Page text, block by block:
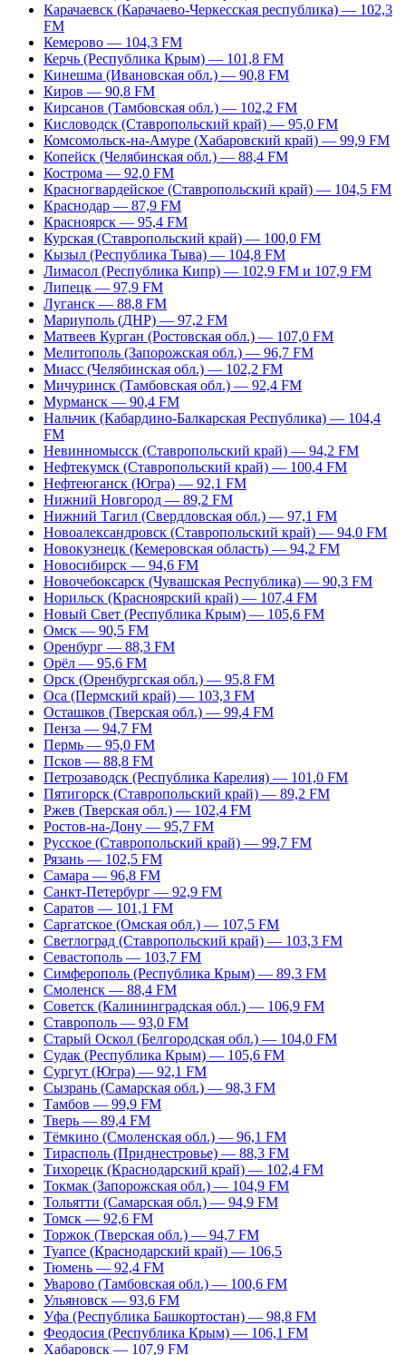
Карачаевск (Карачаево-Черкесская республика) — 102,3
FM
Кемерово — 104,3 FM
Керчь (Республика Крым) — 101,8 FM
Кинешма (Ивановская обл.) — 90,8 FM
Киров — 90,8 FM
Кирсанов (Тамбовская обл.) — 102,2 FM
Кисловодск (Ставропольский край) — 95,0 FM
Комсомольск-на-Амуре (Хабаровский край) — 99,9 FM
Копейск (Челябинская обл.) — 88,4 FM
Кострома — 92,0 FM
Красногвардейское (Ставропольский край) — 104,5 FM
Краснодар — 87,9 FM
Красноярск — 95,4 FM
Курская (Ставропольский край) — 100,0 FM
Кызыл (Республика Тыва) — 104,8 FM
Лимасол (Республика Кипр) — 102,9 FM и 107,9 FM
Липецк — 97,9 FM
Луганск — 88,8 FM
Мариуполь (ДНР) — 97,2 FM
Матвеев Курган (Ростовская обл.) — 107,0 FM
Мелитополь (Запорожская обл.) — 96,7 FM
Миасс (Челябинская обл.) — 102,2 FM
Мичуринск (Тамбовская обл.) — 92,4 FM
Мурманск — 90,4 FM
Нальчик (Кабардино-Балкарская Республика) — 104,4
FM
Невинномысск (Ставропольский край) — 94,2 FM
Нефтекумск (Ставропольский край) — 100,4 FM
Нефтеюганск (Югра) — 92,1 FM
Нижний Новгород — 89,2 FM
Нижний Тагил (Свердловская обл.) — 97,1 FM
Новоалександровск (Ставропольский край) — 94,0 FM
Новокузнецк (Кемеровская область) — 94,2 FM
Новосибирск — 94,6 FM
Новочебоксарск (Чувашская Республика) — 90,3 FM
Норильск (Красноярский край) — 107,4 FM
Новый Свет (Республика Крым) — 105,6 FM
Омск — 90,5 FM
Оренбург — 88,3 FM
Орёл — 95,6 FM
Орск (Оренбургская обл.) — 95,8 FM
Оса (Пермский край) — 103,3 FM
Осташков (Тверская обл.) — 99,4 FM
Пенза — 94,7 FM
Пермь — 95,0 FM
Псков — 88,8 FM
Петрозаводск (Республика Карелия) — 101,0 FM
Пятигорск (Ставропольский край) — 89,2 FM
Ржев (Тверская обл.) — 102,4 FM
Ростов-на-Дону — 95,7 FM
Русское (Ставропольский край) — 99,7 FM
Рязань — 102,5 FM
Самара — 96,8 FM
Санкт-Петербург — 92,9 FM
Саратов — 101,1 FM
Саргатское (Омская обл.) — 107,5 FM
Светлоград (Ставропольский край) — 103,3 FM
Севастополь — 103,7 FM
Симферополь (Республика Крым) — 89,3 FM
Смоленск — 88,4 FM
Советск (Калининградская обл.) — 106,9 FM
Ставрополь — 93,0 FM
Старый Оскол (Белгородская обл.) — 104,0 FM
Судак (Республика Крым) — 105,6 FM
Сургут (Югра) — 92,1 FM
Сызрань (Самарская обл.) — 98,3 FM
Тамбов — 99,9 FM
Тверь — 89,4 FM
Тёмкино (Смоленская обл.) — 96,1 FM
Тирасполь (Приднестровье) — 88,3 FM
Тихорецк (Краснодарский край) — 102,4 FM
Токмак (Запорожская обл.) — 104,9 FM
Тольятти (Самарская обл.) — 94,9 FM
Томск — 92,6 FM
Торжок (Тверская обл.) — 94,7 FM
Туапсе (Краснодарский край) — 106,5
Тюмень — 92,4 FM
Уварово (Тамбовская обл.) — 100,6 FM
Ульяновск — 93,6 FM
Уфа (Республика Башкортостан) — 98,8 FM
Феодосия (Республика Крым) — 106,1 FM
Хабаровск — 107,9 FM